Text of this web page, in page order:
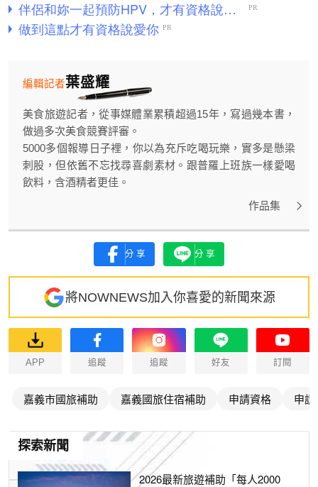
葉盛耀
編輯記者
美食旅遊記者，從事媒體業累積超過15年，寫過幾本書，
做過多次美食競賽評審。
5000多個報導日子裡，你以為充斥吃喝玩樂，實多是懸梁
刺股，但依舊不忘找尋喜劇素材。跟普羅上班族一樣愛喝
飲料，含酒精者更佳。
作品集
分享 分享
將NOWNEWS加入你喜愛的新聞來源
APP 追蹤 追蹤 好友 訂閱
嘉義市國旅補助 嘉義國旅住宿補助 申請資格 申
探索新聞
2026最新旅遊補助「每人2000